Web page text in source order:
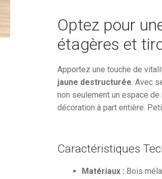
Optez pour
étagères et
Apportez une touche de
jaune destructurée . Avec
non seulement un espace
décoration à part entière.
Caractéristiques
Matériaux : Bois